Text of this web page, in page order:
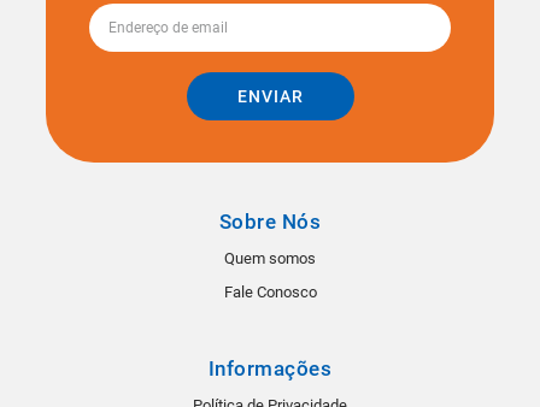
ENVIAR
Sobre Nós
Quem somos
Fale Conosco
Informações